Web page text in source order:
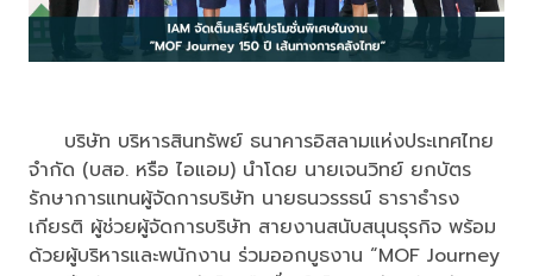
บริษัท บริหารสินทรัพย์ ธนาคารอิสลามแห่งประเทศไทย
จำกัด (บสอ. หรือ ไอแอม) นำโดย นายเจนวิทย์ ยกบัตร
รักษาการแทนผู้จัดการบริษัท นายธนวรรธน์ ธาราธำรง
เกียรติ ผู้ช่วยผู้จัดการบริษัท สายงานสนับสนุนธุรกิจ พร้อม
ด้วยผู้บริหารและพนักงาน ร่วมออกบูธงาน “MOF Journey